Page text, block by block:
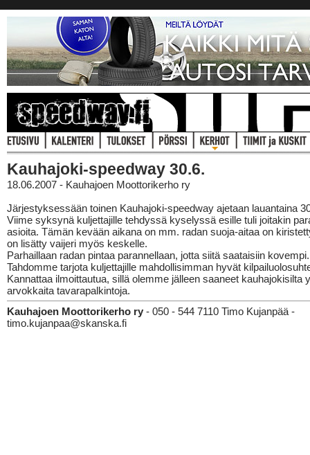
Kauhajoki-speedway 30.6.
18.06.2007 - Kauhajoen Moottorikerho ry
Järjestyksessään toinen Kauhajoki-speedway ajetaan lauantaina
Viime syksynä kuljettajille tehdyssä kyselyssä esille tuli joitakin
asioita. Tämän kevään aikana on mm. radan suoja-aitaa on
on lisätty vaijeri myös keskelle.
Parhaillaan radan pintaa parannellaan, jotta siitä saataisiin kovempi.
Tahdomme tarjota kuljettajille mahdollisimman hyvät
Kannattaa ilmoittautua, sillä olemme jälleen saaneet kauhajokisilta
arvokkaita tavarapalkintoja.
Kauhajoen Moottorikerho ry - 050 - 544 7110 Timo Kujanpää -
timo.kujanpaa@skanska.fi